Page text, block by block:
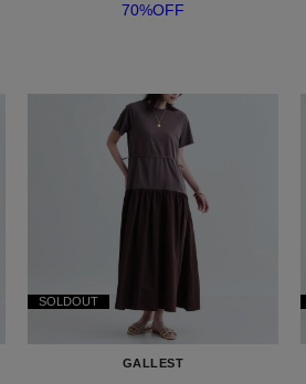
70%OFF
SOLDOUT
GALLEST